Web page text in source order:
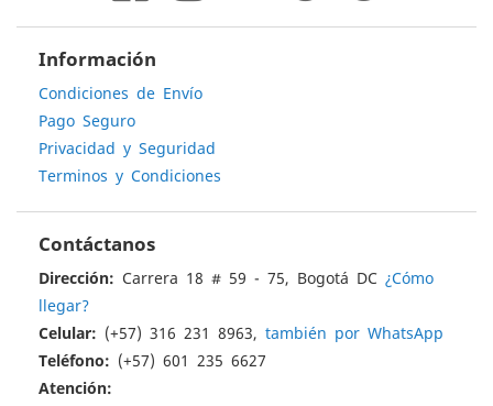
Información
Condiciones de Envío
Pago Seguro
Privacidad y Seguridad
Terminos y Condiciones
Contáctanos
Dirección: Carrera 18 # 59 - 75, Bogotá DC ¿Cómo
llegar?
Celular: (+57) 316 231 8963, también por WhatsApp
Teléfono: (+57) 601 235 6627
Atención: